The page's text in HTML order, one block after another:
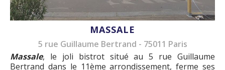
MASSALE
5 rue Guillaume Bertrand - 75011 Paris
Massale, le joli bistrot situé au 5 rue Guillaume
Bertrand dans le 11ème arrondissement, ferme ses